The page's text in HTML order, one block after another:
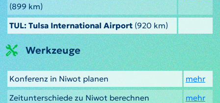
(899 km)
TUL: Tulsa International Airport (920 km)
Werkzeuge
Konferenz in Niwot planen
mehr
Zeitunterschiede zu Niwot berechnen
mehr